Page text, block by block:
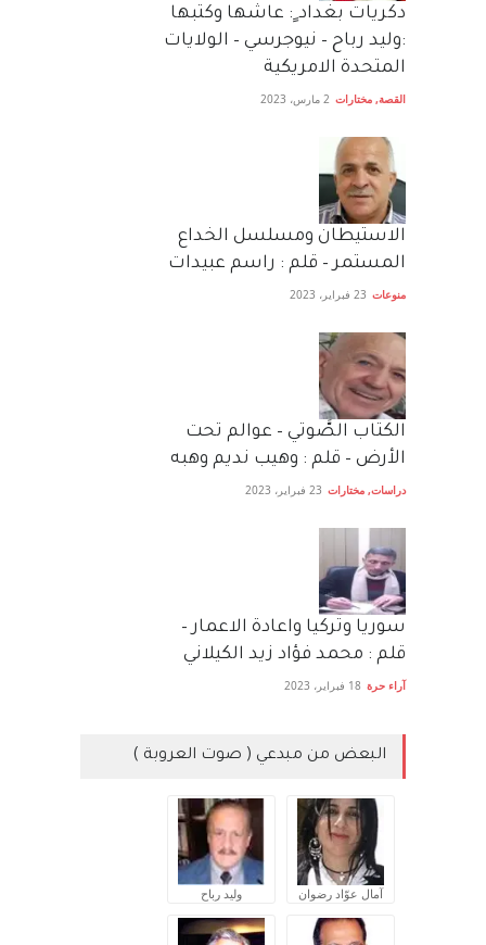
دكريات بغداد ٍ: عاشها وكتبها
:وليد رباح – نيوجرسي – الولايات
المتحدة الامريكية
القصة, مختارات 2 مارس، 2023
الاستيطان ومسلسل الخداع
المستمر – قلم : راسم عبيدات
منوعات 23 فبراير، 2023
الكتاب الصَّوتي – عوالم تحت
الأرض – قلم : وهيب نديم وهبه
دراسات, مختارات 23 فبراير، 2023
سوريا وتركيا واعادة الاعمار –
قلم : محمد فؤاد زيد الكيلاني
آراء حرة 18 فبراير، 2023
البعض من مبدعي ( صوت العروبة )
آمال عوّاد رضوان وليد رباح